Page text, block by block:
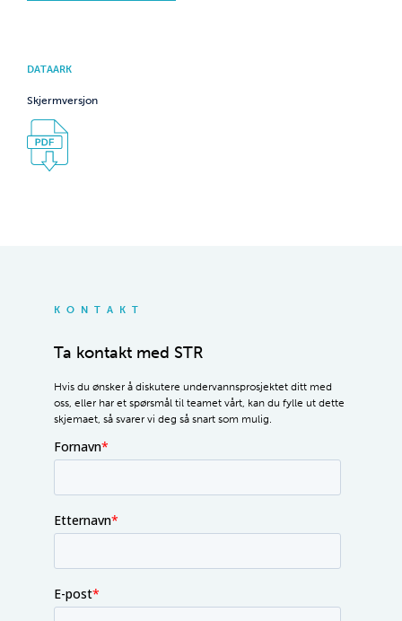
DATAARK
Skjermversjon
KONTAKT
Ta kontakt med STR
Hvis du ønsker å diskutere undervannsprosjektet ditt med
oss, eller har et spørsmål til teamet vårt, kan du fylle ut dette
skjemaet, så svarer vi deg så snart som mulig.